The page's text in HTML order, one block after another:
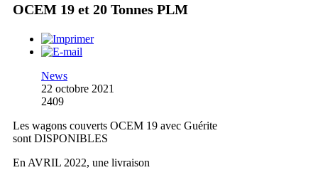
OCEM 19 et 20 Tonnes PLM
News
22 octobre 2021
2409
Les wagons couverts OCEM 19 avec Guérite
sont DISPONIBLES
En AVRIL 2022, une livraison